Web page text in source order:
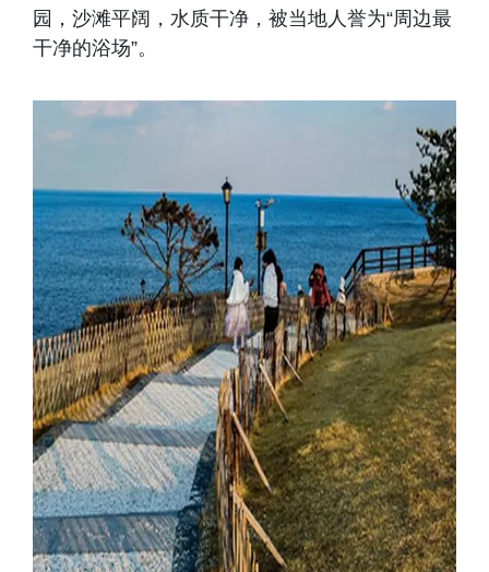
园，沙滩平阔，水质干净，被当地人誉为“周边最
干净的浴场”。